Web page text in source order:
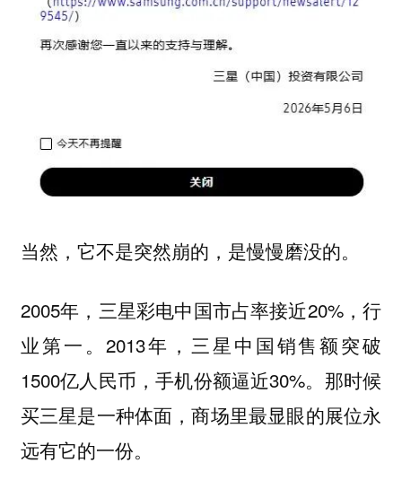
当然，它不是突然崩的，是慢慢磨没的。
2005年，三星彩电中国市占率接近20%，行
业第一。2013年，三星中国销售额突破
1500亿人民币，手机份额逼近30%。那时候
买三星是一种体面，商场里最显眼的展位永
远有它的一份。